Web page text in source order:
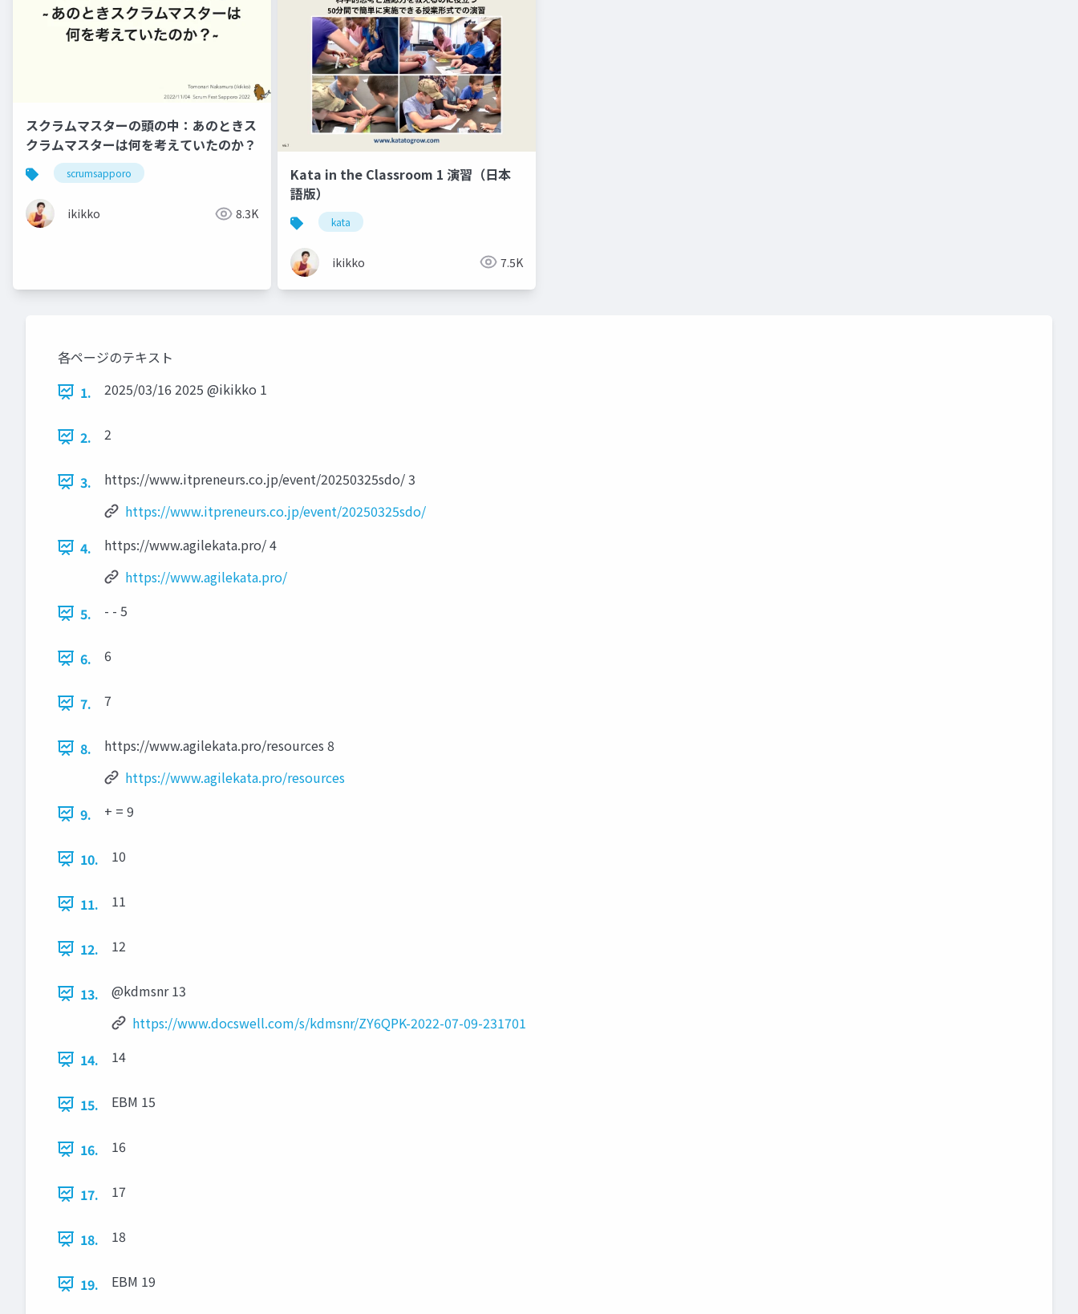
スクラムマスターの頭の中：あのときス
クラムマスターは何を考えていたのか？
scrumsapporo
ikikko 8.3K
Kata in the Classroom 1 演習（日本
語版）
kata
ikikko 7.5K
各ページのテキスト
1.
2025/03/16 2025 @ikikko 1
2. 2
3.
https://www.itpreneurs.co.jp/event/20250325sdo/ 3
https://www.itpreneurs.co.jp/event/20250325sdo/
4.
https://www.agilekata.pro/ 4
https://www.agilekata.pro/
5.
- - 5
6. 6
7. 7
8.
https://www.agilekata.pro/resources 8
https://www.agilekata.pro/resources
9.
+ = 9
10. 10
11. 11
12. 12
13.
@kdmsnr 13
https://www.docswell.com/s/kdmsnr/ZY6QPK-2022-07-09-231701
14.
14
15. EBM 15
16. 16
17. 17
18. 18
19. EBM 19